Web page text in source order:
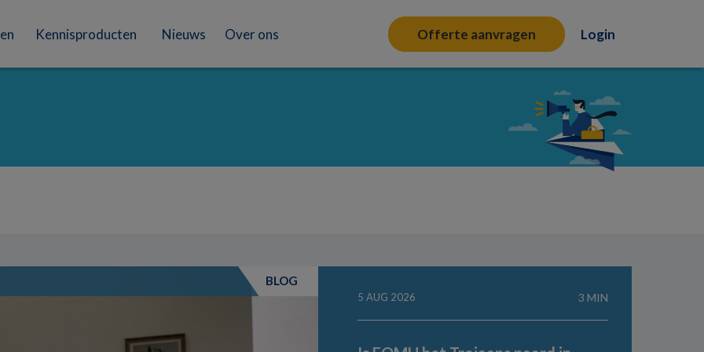
Kennisproducten Nieuws Over ons Offerte aanvragen Login
BLOG
5 AUG 2026 3 MIN